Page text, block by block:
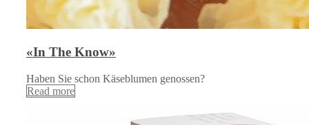
«In The Know»
Haben Sie schon Käseblumen genossen?
Read more